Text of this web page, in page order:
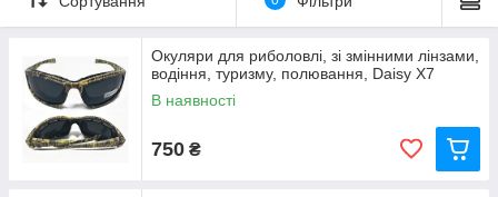
Окуляри для риболовлі, зі змінними лінзами,
водіння, туризму, полювання, Daisy X7
В наявності
750 ₴